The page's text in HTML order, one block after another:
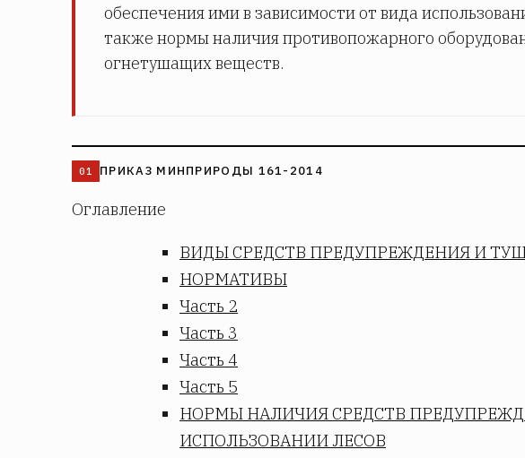
обеспечения ими в зависимости от вида
также нормы наличия противопожарного
огнетушащих веществ.
ПРИКАЗ МИНПРИРОДЫ 161-2014
Оглавление
ВИДЫ СРЕДСТВ ПРЕДУПРЕЖДЕНИЯ И
НОРМАТИВЫ
Часть 2
Часть 3
Часть 4
Часть 5
НОРМЫ НАЛИЧИЯ СРЕДСТВ
ИСПОЛЬЗОВАНИИ ЛЕСОВ